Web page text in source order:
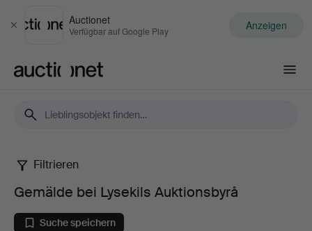
Schließen
Auctionet
Verfügbar auf Google Play Anzeigen
Gemälde
bei
Filtrieren
Gemälde bei Lysekils Auktionsbyrå
Suche speichern